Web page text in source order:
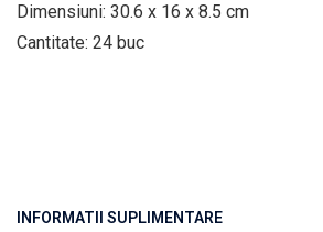
Dimensiuni: 30.6 x 16 x 8.5 cm
Cantitate: 24 buc
INFORMATII SUPLIMENTARE